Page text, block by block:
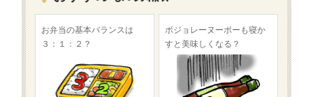
お弁当の基本バランスは
３：１：２？
ボジョレーヌーボーも寝か
すと美味しくなる？